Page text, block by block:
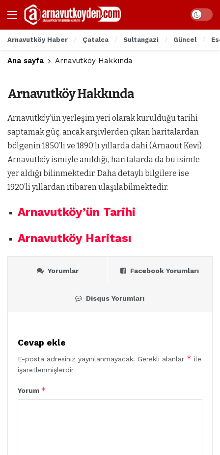
Arnavutköy Haber Çatalca Sultangazi Güncel
Ana sayfa Arnavutköy Hakkında
Arnavutköy Hakkında
Arnavutköy’ün yerleşim yeri olarak kurulduğu tarihi
saptamak güç, ancak arşivlerden çıkan haritalardan
bölgenin 1850’li ve 1890’lı yıllarda dahi (Arnaout Kevi)
Arnavutköy ismiyle anıldığı, haritalarda da bu isimle
yer aldığı bilinmektedir. Daha detaylı bilgilere ise
1920’li yıllardan itibaren ulaşılabilmektedir.
Arnavutköy’ün Tarihi
Arnavutköy Haritası
Yorumlar Facebook Yorumları
Disqus Yorumları
Cevap ekle
E-posta adresiniz yayınlanmayacak. Gerekli alanlar * ile
işaretlenmişlerdir
Yorum *